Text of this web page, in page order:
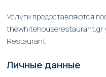
Услуги предоставляются
thewhitehouserestaurant.gr
Restaurant
Личные данные